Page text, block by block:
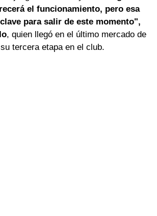
el funcionamiento, pero esa
para salir de este momento",
, quien llegó en el último mercado de
tercera etapa en el club.